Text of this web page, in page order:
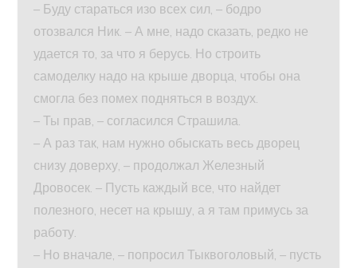
– Буду стараться изо всех сил, – бодро
отозвался Ник. – А мне, надо сказать, редко не
удается то, за что я берусь. Но строить
самоделку надо на крыше дворца, чтобы она
смогла без помех подняться в воздух.
– Ты прав, – согласился Страшила.
– А раз так, нам нужно обыскать весь дворец
снизу доверху, – продолжал Железный
Дровосек. – Пусть каждый все, что найдет
полезного, несет на крышу, а я там примусь за
работу.
– Но вначале, – попросил Тыквоголовый, – пусть